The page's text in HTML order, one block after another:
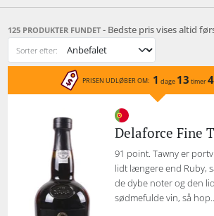
125 PRODUKTER FUNDET - Bedste pris vises altid
Sorter efter:
PRISEN UDLØBER OM: 1 dage 13 timer
Delaforce Fine
91 point. Tawny er
lidt længere end Ruby,
de dybe noter og den
sødmefulde vin, så